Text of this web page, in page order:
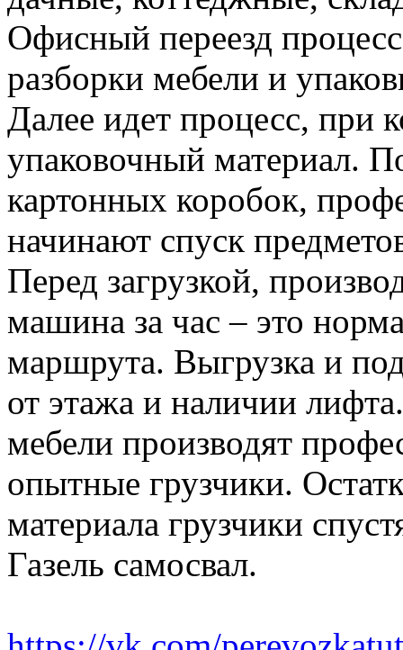
Офисный переезд
разборки мебели и
Далее идет процесс, при
упаковочный материал.
картонных коробок,
начинают спуск
Перед загрузкой,
машина за час – это
маршрута. Выгрузка и
от этажа и наличии
мебели производят
опытные грузчики.
материала грузчики
Газель самосвал.